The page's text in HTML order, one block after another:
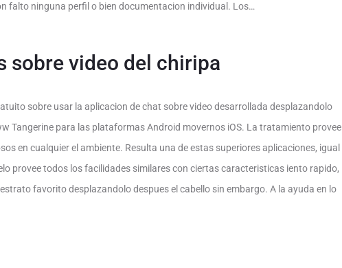
falto ninguna perfil o bien documentacion individual. Los…
sobre video del chiripa
sobre usar la aplicacion de chat sobre video desarrollada desplazandolo
Tangerine para las plataformas Android movernos iOS. La tratamiento provee
en cualquier el ambiente. Resulta una de estas superiores aplicaciones, igual
provee todos los facilidades similares con ciertas caracteristicas iento rapido,
favorito desplazandolo despues el cabello sin embargo. A la ayuda en lo